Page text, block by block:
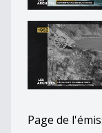
Les Archives
Page de